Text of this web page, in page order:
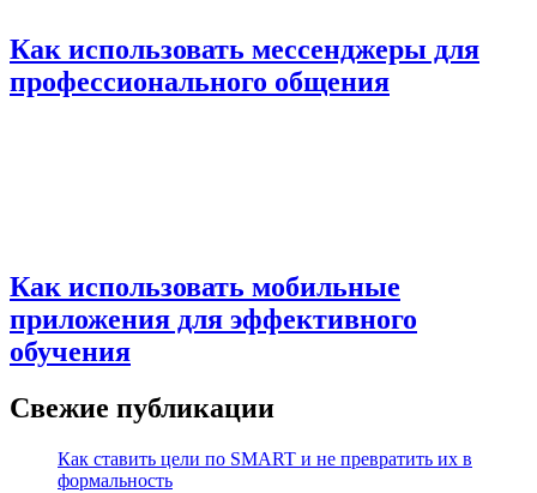
Как использовать мессенджеры для
профессионального общения
Как использовать мобильные
приложения для эффективного
обучения
Свежие публикации
Как ставить цели по SMART и не превратить их в
формальность